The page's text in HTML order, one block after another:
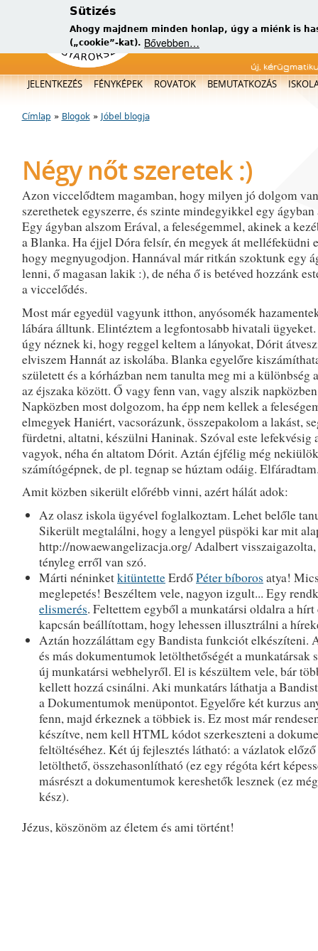
Sütizés
Ahogy majdnem minden honlap, úgy a miénk is
(„cookie”-kat). Bővebben…
új,
Főmenü
JELENTKEZÉS FÉNYKÉPEK ROVATOK BEMUTATKOZÁS
Jelenlegi hely
Címlap » Blogok» Jóbel blogja
Négy nőt szeretek :)
Azon viccelődtem magamban, hogy milyen jó dolgom
szerethetek egyszerre, és szinte mindegyikkel egy
Egy ágyban alszom Erával, a feleségemmel, akinek a
a Blanka. Ha éjjel Dóra felsír, én megyek át melléfeküdni
hogy megnyugodjon. Hannával már ritkán szoktunk egy
lenni, ő magasan lakik :), de néha ő is betéved hozzánk
a viccelődés.
Most már egyedül vagyunk itthon, anyósomék
lábára álltunk. Elintéztem a legfontosabb hivatali
úgy néznek ki, hogy reggel keltem a lányokat, Dórit
elviszem Hannát az iskolába. Blanka egyelőre
született és a kórházban nem tanulta meg mi a különbség
az éjszaka között. Ő vagy fenn van, vagy alszik
Napközben most dolgozom, ha épp nem kellek a
elmegyek Haniért, vacsorázunk, összepakolom a lakást,
fürdetni, altatni, készülni Haninak. Szóval este lefekvésig
vagyok, néha én altatom Dórit. Aztán éjfélig még
számítógépnek, de pl. tegnap se húztam odáig.
Amit közben sikerült előrébb vinni, azért hálát adok:
Az olasz iskola ügyével foglalkoztam. Lehet belőle
Sikerült megtalálni, hogy a lengyel püspöki kar mit
http://nowaewangelizacja.org/ Adalbert
tényleg erről van szó.
Márti néninketkitüntetteErdőPéter bíboros atya!
meglepetés! Beszéltem vele, nagyon izgult... Egy
elismerés. Feltettem egyből a munkatársi oldalra a hírt
kapcsán beállítottam, hogy lehessen illusztrálni a
Aztán hozzáláttam egy Bandista funkciót elkészíteni.
és más dokumentumok letölthetőségét a munkatársak
új munkatársi webhelyről. El is készültem vele, bár
kellett hozzá csinálni. Aki munkatárs láthatja a
a Dokumentumok menüpontot. Egyelőre két kurzus
fenn, majd érkeznek a többiek is. Ez most már
készítve, nem kell HTML kódot szerkeszteni a
feltöltéséhez. Két új fejlesztés látható: a vázlatok
letölthető, összehasonlítható (ez egy régóta kért
másrészt a dokumentumok kereshetők lesznek (ez
kész).
Jézus, köszönöm az életem és ami történt!